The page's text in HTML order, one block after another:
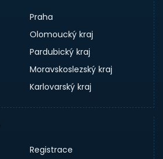
Praha
Olomoucký kraj
Pardubický kraj
Moravskoslezský kraj
Karlovarský kraj
Registrace